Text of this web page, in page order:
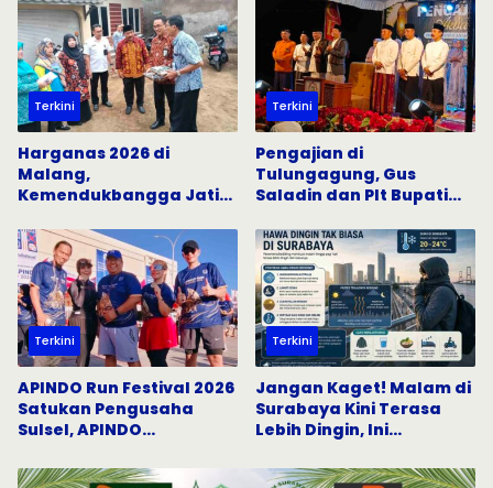
Terkini
Harganas 2026 di
Malang,
Kemendukbangga Jatim
Percepat Penurunan
Stunting
Terkini
Pengajian di
Tulungagung, Gus
Saladin dan Plt Bupati
Keislaman
Terkini
APINDO Run Festival 2026
Satukan Pengusaha
Sulsel, APINDO
Semangat Hidup Sehat
Terkini
Jangan Kaget! Malam di
Surabaya Kini Terasa
Lebih Dingin, Ini